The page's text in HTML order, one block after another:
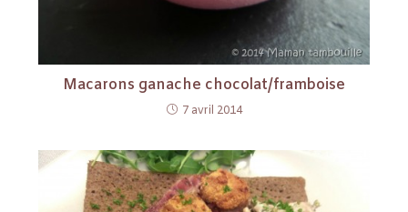
Macarons ganache chocolat/framboise
7 avril 2014